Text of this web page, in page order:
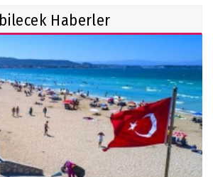
market zincirinin devrine
737 Max uçağında çatlak
yeni sezon başlıyor
Haberler